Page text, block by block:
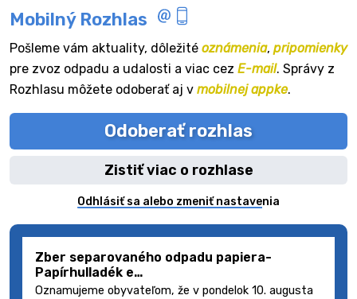
Mobilný Rozhlas
Pošleme vám aktuality, dôležité oznámenia, pripomienky
pre zvoz odpadu a udalosti a viac cez E-mail. Správy z
Rozhlasu môžete odoberať aj v mobilnej appke.
Odoberať rozhlas
Zistiť viac o rozhlase
Odhlásiť sa alebo zmeniť nastavenia
Zber separovaného odpadu papiera-
Papírhulladék e…
Oznamujeme obyvateľom, že v pondelok 10. augusta